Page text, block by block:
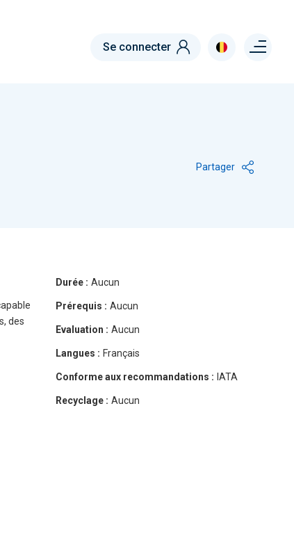
Se connecter Menu right
Partager
des
Durée : Aucun
Prérequis : Aucun
Evaluation : Aucun
Langues : Français
Conforme aux recommandations : IATA
Recyclage : Aucun